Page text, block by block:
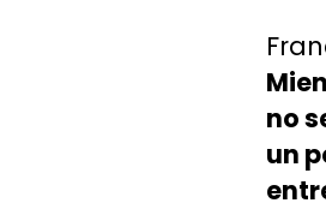
no
un